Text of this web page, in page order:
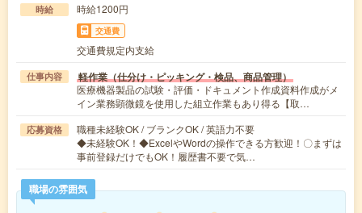
時給 時給1200円
交通費
交通費規定内支給
仕事内容 軽作業（仕分け・ピッキング・検品、商品管理）
医療機器製品の試験・評価・ドキュメント作成資料作成がメ
イン業務顕微鏡を使用した組立作業もあり得る【取…
応募資格
職種未経験OK / ブランクOK / 英語力不要
◆未経験OK！◆ExcelやWordの操作できる方歓迎！〇まずは
事前登録だけでもOK！履歴書不要で気…
職場の雰囲気